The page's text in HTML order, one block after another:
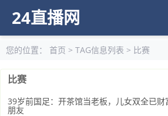
24直播网
您的位置： 首页 > TAG信息列表 > 比赛
比赛
39岁前国足：开茶馆当老板，儿女双全已
朋友